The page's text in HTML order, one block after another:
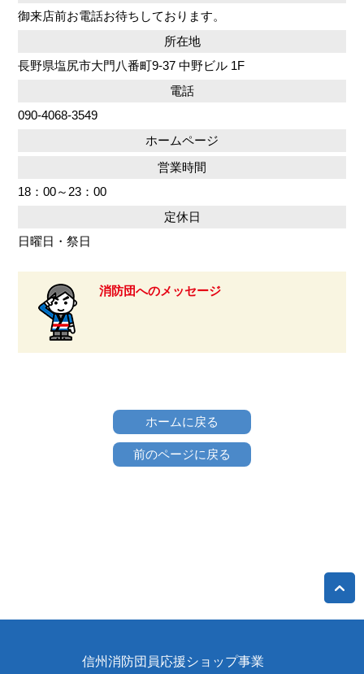
御来店前お電話お待ちしております。
所在地
長野県塩尻市大門八番町9-37 中野ビル 1F
電話
090-4068-3549
ホームページ
営業時間
18：00～23：00
定休日
日曜日・祭日
消防団へのメッセージ
ホームに戻る
前のページに戻る
信州消防団員応援ショップ事業